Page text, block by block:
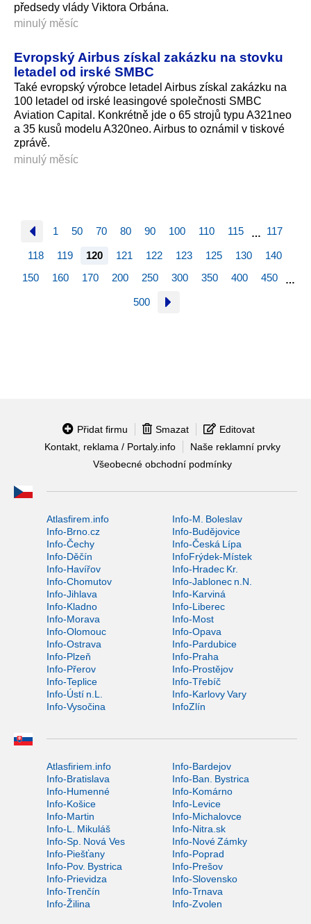
předsedy vlády Viktora Orbána.
minulý měsíc
Evropský Airbus získal zakázku na stovku
letadel od irské SMBC
Také evropský výrobce letadel Airbus získal zakázku na
100 letadel od irské leasingové společnosti SMBC
Aviation Capital. Konkrétně jde o 65 strojů typu A321neo
a 35 kusů modelu A320neo. Airbus to oznámil v tiskové
zprávě.
minulý měsíc
1 50 70 80 90 100 110 115 … 117
118 119 120 121 122 123 125 130
140
150
160 170 200 250 300 350 400 450 …
500
Přidat firmu Smazat
Editovat
Kontakt, reklama / Portaly.info
Naše reklamní prvky
Všeobecné obchodní podmínky
Atlasfirem.info
Info-M. Boleslav
Info-Brno.cz
Info-Budějovice
Info-Čechy
Info-Česká Lípa
Info-Děčín
InfoFrýdek-Místek
Info-Havířov
Info-Hradec Kr.
Info-Chomutov
Info-Jablonec n.N.
Info-Jihlava
Info-Karviná
Info-Kladno
Info-Liberec
Info-Morava
Info-Most
Info-Olomouc
Info-Opava
Info-Ostrava
Info-Pardubice
Info-Plzeň
Info-Praha
Info-Přerov
Info-Prostějov
Info-Teplice
Info-Třebíč
Info-Ústí n.L.
Info-Karlovy Vary
Info-Vysočina
InfoZlín
Atlasfiriem.info
Info-Bardejov
Info-Bratislava
Info-Ban. Bystrica
Info-Humenné
Info-Komárno
Info-Košice
Info-Levice
Info-Martin
Info-Michalovce
Info-L. Mikuláš
Info-Nitra.sk
Info-Sp. Nová Ves
Info-Nové Zámky
Info-Piešťany
Info-Poprad
Info-Pov. Bystrica
Info-Prešov
Info-Prievidza
Info-Slovensko
Info-Trenčín
Info-Trnava
Info-Žilina
Info-Zvolen